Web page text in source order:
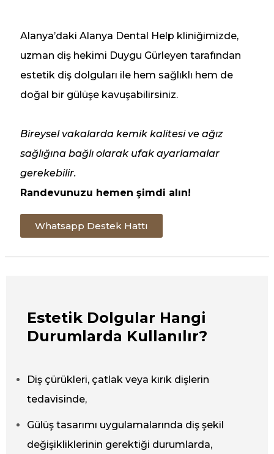
Alanya’daki Alanya Dental Help kliniğimizde,
uzman diş hekimi Duygu Gürleyen tarafından
estetik diş dolguları ile hem sağlıklı hem de
doğal bir gülüşe kavuşabilirsiniz.
Bireysel vakalarda kemik kalitesi ve ağız
sağlığına bağlı olarak ufak ayarlamalar
gerekebilir.
Randevunuzu hemen şimdi alın!
Whatsapp Destek Hattı
Estetik Dolgular Hangi
Durumlarda Kullanılır?
Diş çürükleri, çatlak veya kırık dişlerin
tedavisinde,
Gülüş tasarımı uygulamalarında diş şekil
değişikliklerinin gerektiği durumlarda,